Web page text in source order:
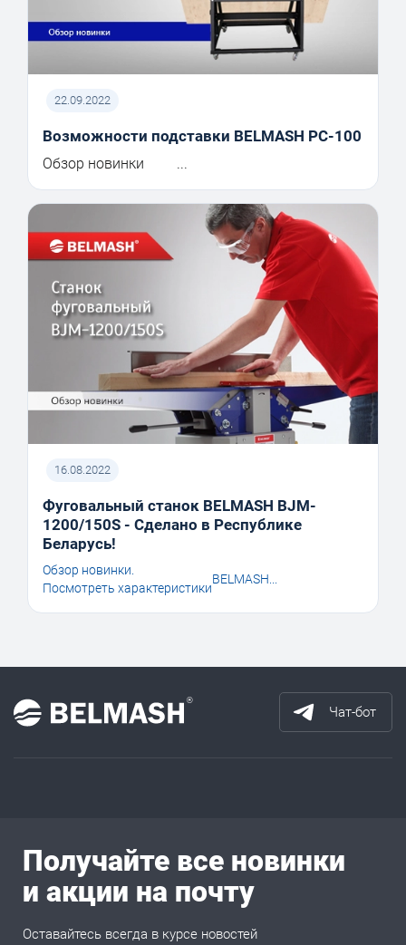
22.09.2022
Возможности подставки BELMASH PC-100
Обзор новинки ...
16.08.2022
Фуговальный станок BELMASH BJM-
1200/150S - Сделано в Республике
Беларусь!
Обзор новинки.
Посмотреть характеристики
BELMASH...
Чат-бот
Получайте все новинки
и акции на почту
Оставайтесь всегда в курсе новостей